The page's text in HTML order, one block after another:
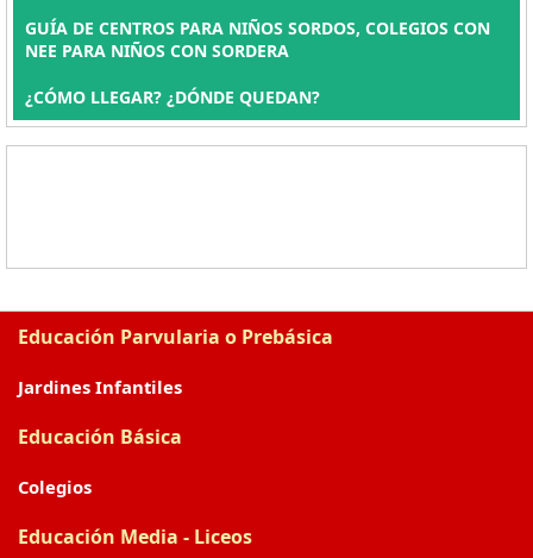
GUÍA DE CENTROS PARA NIÑOS SORDOS, COLEGIOS CON
NEE PARA NIÑOS CON SORDERA
¿CÓMO LLEGAR? ¿DÓNDE QUEDAN?
Educación Parvularia o Prebásica
Jardines Infantiles
Educación Básica
Colegios
Educación Media - Liceos